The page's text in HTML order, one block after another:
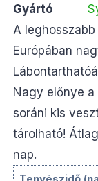
Gyártó
A
Európában
Nagy előnye
soráni kis
tárolható!
nap.